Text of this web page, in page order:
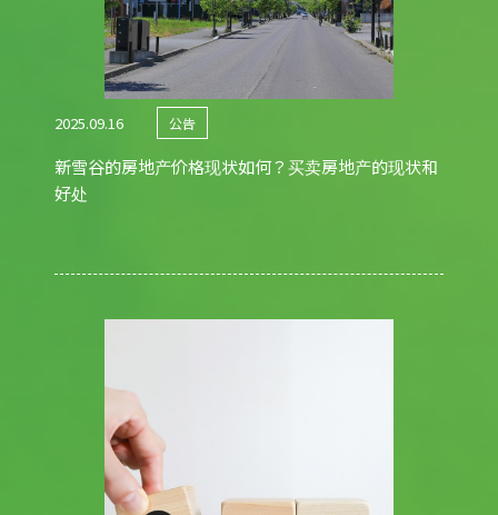
2025.09.16 公告
新雪谷的房地产价格现状如何？买卖房地产的现状和
好处